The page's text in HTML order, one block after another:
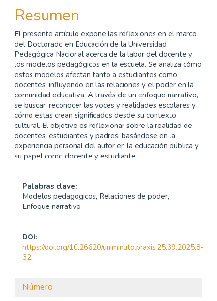
del
artículo
Resumen
El presente artículo expone las reflexiones en el marco
del Doctorado en Educación de la Universidad
Pedagógica Nacional acerca de la labor del docente y
los modelos pedagógicos en la escuela. Se analiza cómo
estos modelos afectan tanto a estudiantes como
docentes, influyendo en las relaciones y el poder en la
comunidad educativa. A través de un enfoque narrativo,
se buscan reconocer las voces y realidades escolares y
cómo estas crean significados desde su contexto
cultural. El objetivo es reflexionar sobre la realidad de
docentes, estudiantes y padres, basándose en la
experiencia personal del autor en la educación pública y
su papel como docente y estudiante.
Palabras clave:
Modelos pedagógicos, Relaciones de poder,
Enfoque narrativo
DOI:
https://doi.org/10.26620/uniminuto.praxis.25.39.2025.8-
32
Detalles
Número